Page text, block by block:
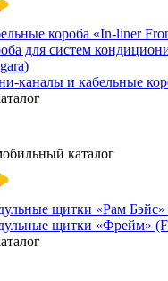
короба «In-liner
для систем
каналы и кабельные
каталог
щитки «Рам
щитки «Фрейм»